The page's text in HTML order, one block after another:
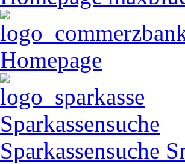
Homepage
Sparkassensuche
Sparkassensuche